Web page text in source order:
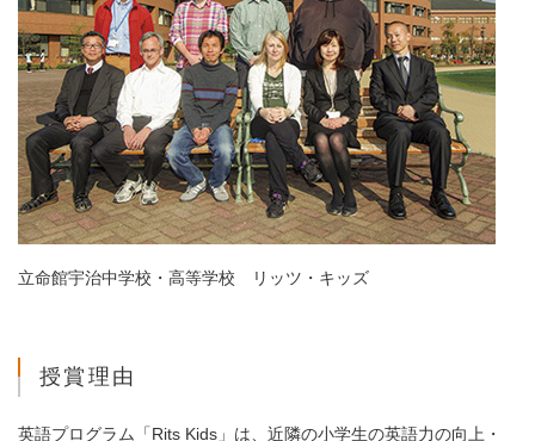
立命館宇治中学校・高等学校 リッツ・キッズ
授賞理由
英語プログラム「Rits Kids」は、近隣の小学生の英語力の向上・